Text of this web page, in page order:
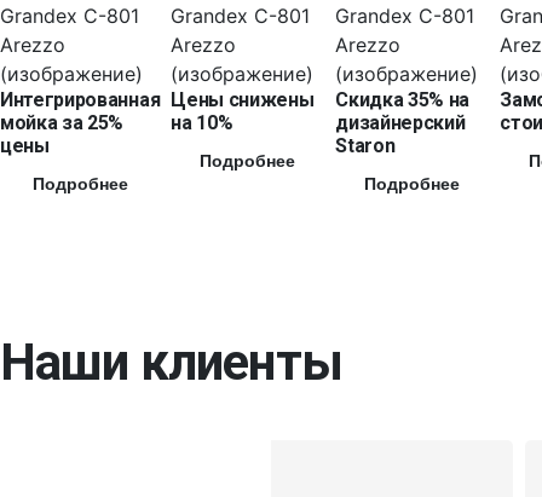
Интегрированная
мойка за 25%
цены
Подробнее
Цены снижены
на 10%
Подробнее
Скидка 35% на
дизайнерский
Staron
Подробнее
Наши клиенты